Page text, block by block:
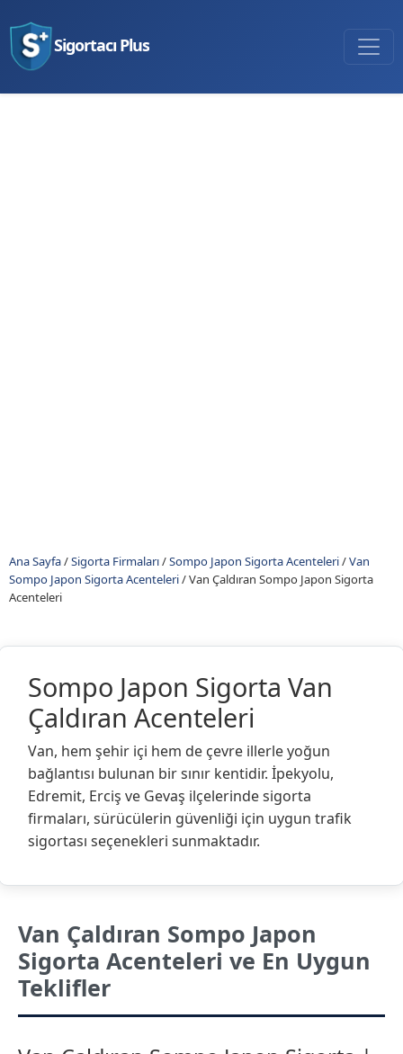
Sigortacı Plus
Ana Sayfa/Sigorta Firmaları/Sompo Japon Sigorta Acenteleri/Van
Sompo Japon Sigorta Acenteleri/Van Çaldıran Sompo Japon Sigorta
Acenteleri
Sompo Japon Sigorta Van
Çaldıran Acenteleri
Van, hem şehir içi hem de çevre illerle yoğun
bağlantısı bulunan bir sınır kentidir. İpekyolu,
Edremit, Erciş ve Gevaş ilçelerinde sigorta
firmaları, sürücülerin güvenliği için uygun trafik
sigortası seçenekleri sunmaktadır.
Van Çaldıran Sompo Japon
Sigorta Acenteleri ve En Uygun
Teklifler